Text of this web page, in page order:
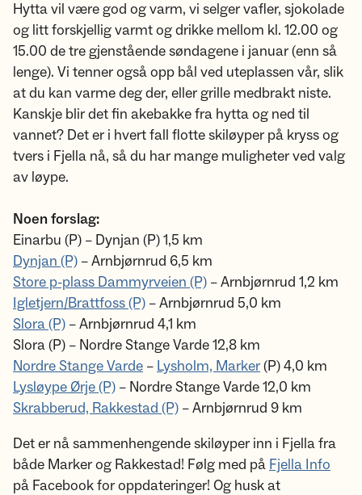
Hytta vil være god og varm, vi selger vafler, sjokolade
og litt forskjellig varmt og drikke mellom kl. 12.00 og
15.00 de tre gjenstående søndagene i januar (enn så
lenge). Vi tenner også opp bål ved uteplassen vår, slik
at du kan varme deg der, eller grille medbrakt niste.
Kanskje blir det fin akebakke fra hytta og ned til
vannet? Det er i hvert fall flotte skiløyper på kryss og
tvers i Fjella nå, så du har mange muligheter ved valg
av løype.
Noen forslag:
Einarbu (P) – Dynjan (P) 1,5 km
Dynjan (P) – Arnbjørnrud 6,5 km
Store p-plass Dammyrveien (P) – Arnbjørnrud 1,2 km
Igletjern/Brattfoss (P) – Arnbjørnrud 5,0 km
Slora (P) – Arnbjørnrud 4,1 km
Slora (P) – Nordre Stange Varde 12,8 km
Nordre Stange Varde – Lysholm, Marker(P) 4,0 km
Lysløype Ørje (P) – Nordre Stange Varde 12,0 km
Skrabberud, Rakkestad (P) – Arnbjørnrud 9 km
Det er nå sammenhengende skiløyper inn i Fjella fra
både Marker og Rakkestad! Følg med på Fjella Info
på Facebook for oppdateringer! Og husk at